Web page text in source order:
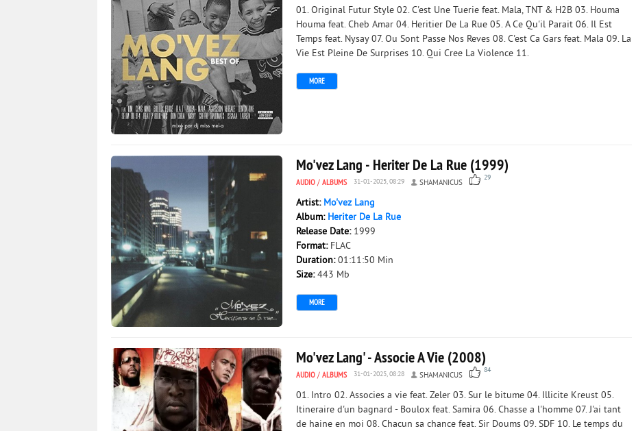
01. Original Futur Style 02. C'est Une Tuerie feat. Mala, TNT & H2B 03. Houma
Houma feat. Cheb Amar 04. Heritier De La Rue 05. A Ce Qu'il Parait 06. Il Est
Temps feat. Nysay 07. Ou Sont Passe Nos Reves 08. C'est Ca Gars feat. Mala 09. La
Vie Est Pleine De Surprises 10. Qui Cree La Violence 11.
MORE
Mo'vez Lang - Heriter De La Rue (1999)
AUDIO / ALBUMS 31-01-2025, 08:29 SHAMANICUS
29
Artist: Mo'vez Lang
Album: Heriter De La Rue
Release Date: 1999
Format: FLAC
Duration:01:11:50 Min
Size:443 Mb
MORE
Mo'vez Lang' - Associe A Vie (2008)
AUDIO / ALBUMS 31-01-2025, 08:28 SHAMANICUS
84
01. Intro 02. Associes a vie feat. Zeler 03. Sur le bitume 04. Illicite Kreust 05.
Itineraire d'un bagnard - Boulox feat. Samira 06. Chasse a l'homme 07. J'ai tant
de haine en moi 08. Chacun sa chance feat. Sir Doums 09. SDF 10. Le temps du